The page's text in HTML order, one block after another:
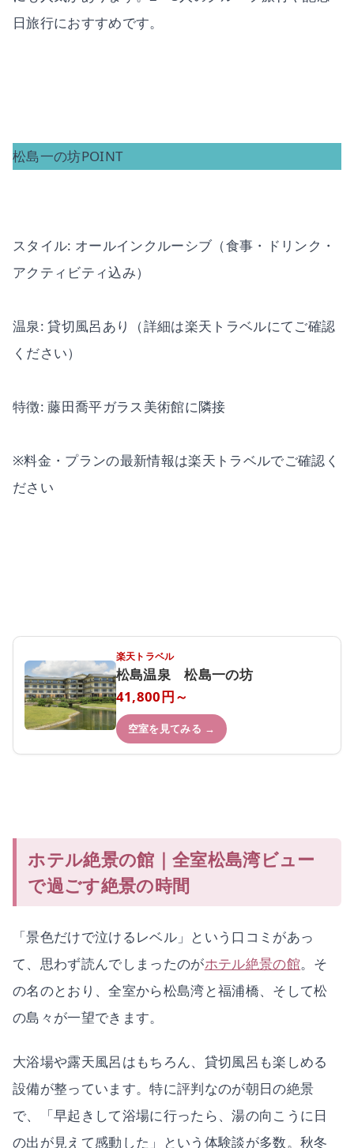
日旅行におすすめです。
松島一の坊POINT
スタイル: オールインクルーシブ（食事・ドリンク・
アクティビティ込み）
温泉: 貸切風呂あり（詳細は楽天トラベルにてご確認
ください）
特徴: 藤田喬平ガラス美術館に隣接
※料金・プランの最新情報は楽天トラベルでご確認く
ださい
楽天トラベル
松島温泉 松島一の坊
41,800円～
空室を見てみる →
ホテル絶景の館｜全室松島湾ビュー
で過ごす絶景の時間
「景色だけで泣けるレベル」という口コミがあっ
て、思わず読んでしまったのがホテル絶景の館。そ
の名のとおり、全室から松島湾と福浦橋、そして松
の島々が一望できます。
大浴場や露天風呂はもちろん、貸切風呂も楽しめる
設備が整っています。特に評判なのが朝日の絶景
で、「早起きして浴場に行ったら、湯の向こうに日
の出が見えて感動した」という体験談が多数。秋冬